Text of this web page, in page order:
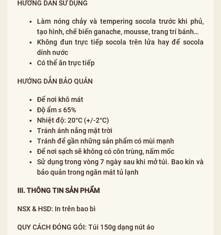
HƯỚNG DẪN SỬ DỤNG
Làm nóng chảy và tempering socola trước khi phủ,
tạo hình, chế biến ganache, mousse, trang trí bánh…
Không đun trực tiếp socola trên lửa hay để socola
dính nước
Có thể ăn trực tiếp
HƯỚNG DẪN BẢO QUẢN
Để nơi khô mát
Độ ẩm ≤ 65%
Nhiệt độ: 20°C (+/-2°C)
Tránh ánh nắng mặt trời
Tránh để gần những sản phẩm có mùi mạnh
Để nơi sạch sẽ không có côn trùng, nấm mốc
Sử dụng trong vòng 7 ngày sau khi mở túi. Bao kín và
bảo quản trong ngăn mát tủ lạnh
III. THÔNG TIN SẢN PHẨM
NSX & HSD: In trên bao bì
QUY CÁCH ĐÓNG GÓI: Túi 150g dạng nút áo